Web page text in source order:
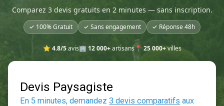
Comparez 3 devis gratuits en 2 minutes — sans inscription.
✓ 100% Gratuit ✓ Sans engagement ✓ Réponse 48h
⭐ 4.8/5avis🏢 12 000+artisans📍 25 000+villes